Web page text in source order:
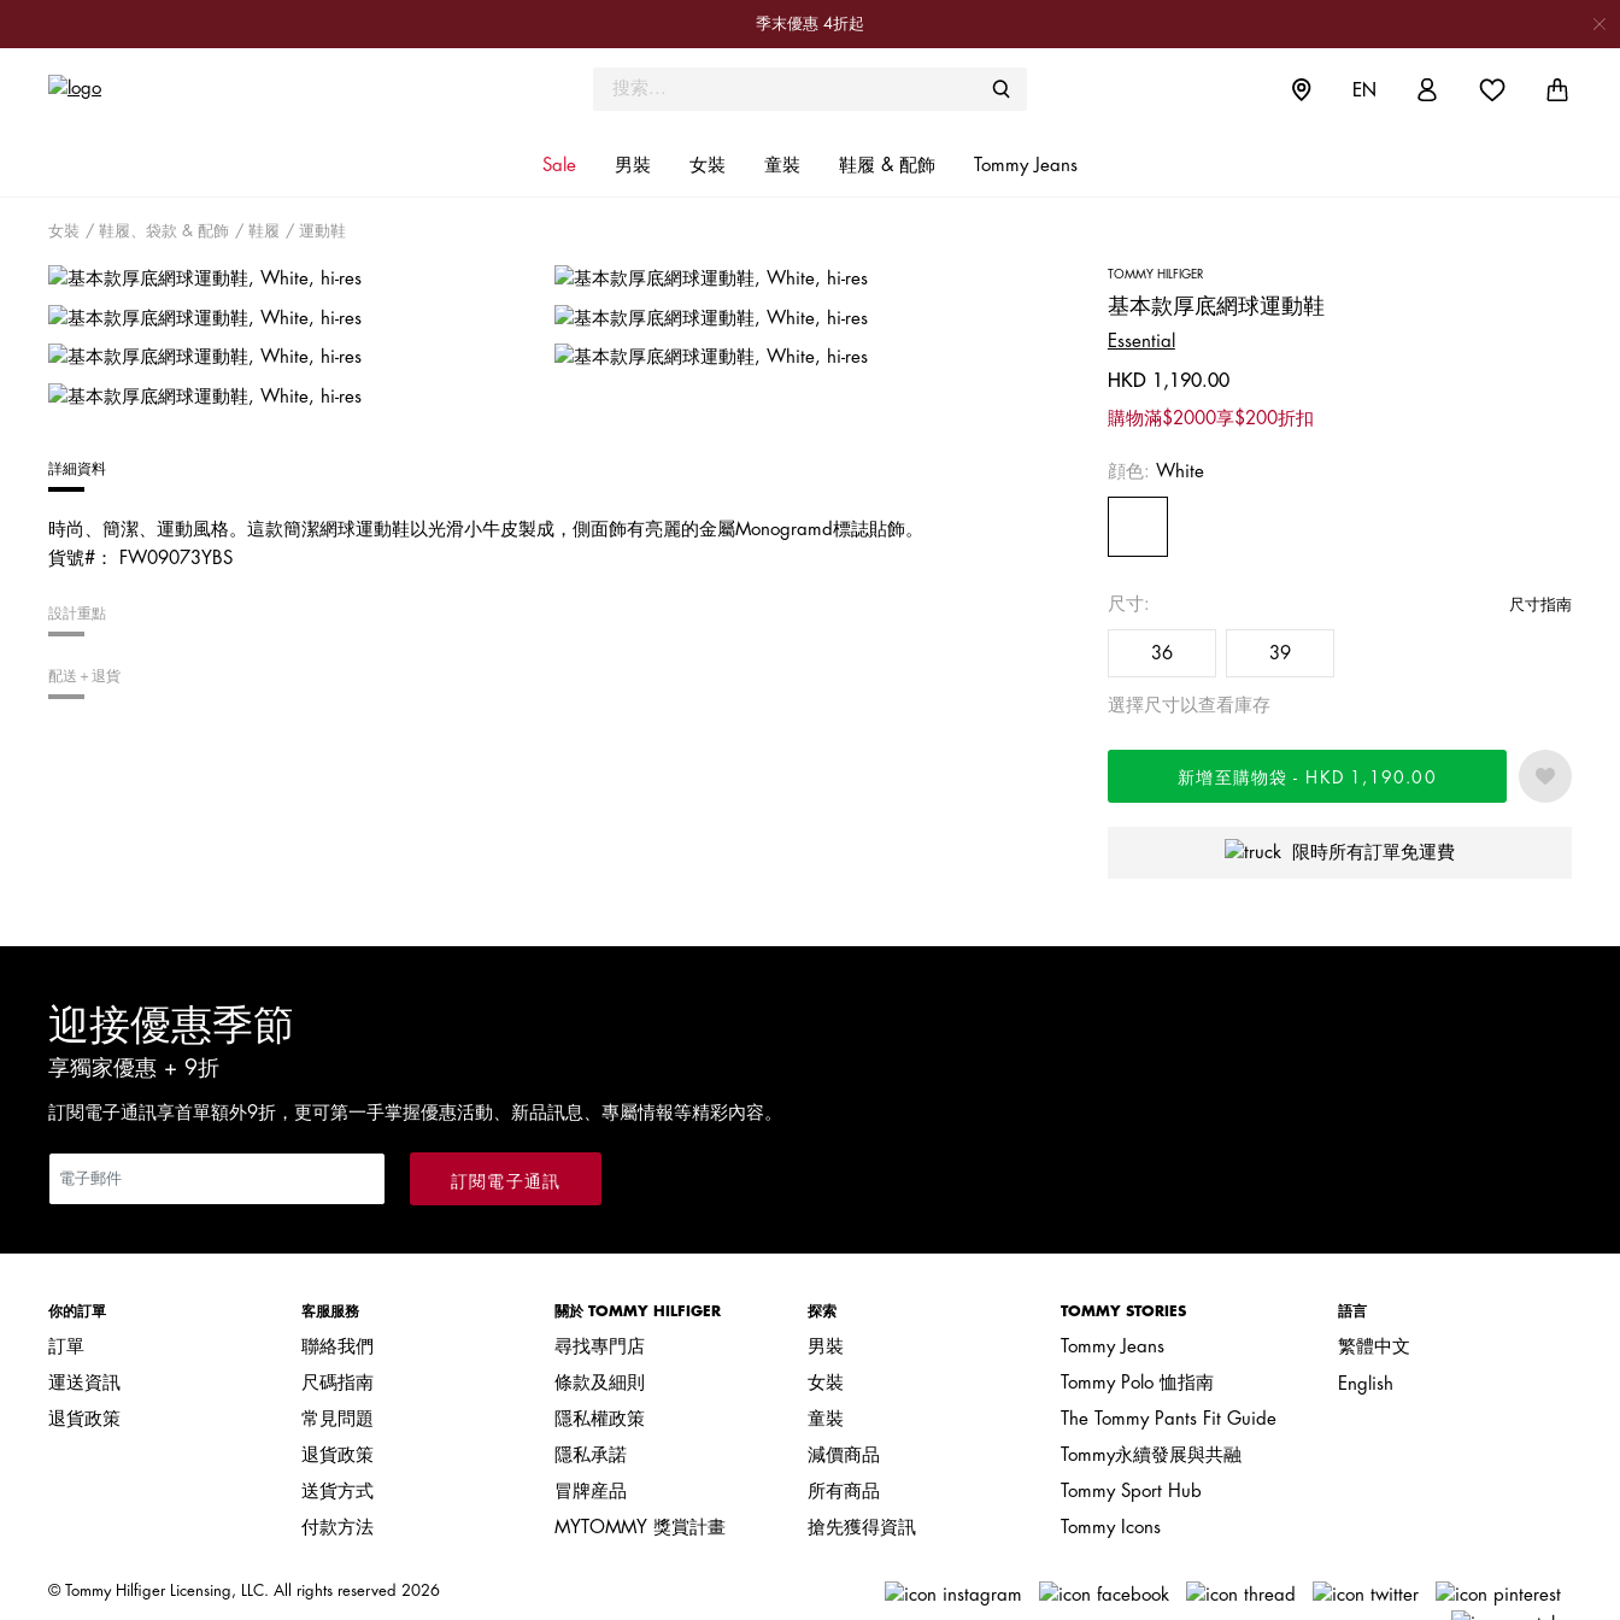
季末優惠 4折起
EN
Sale 男裝 女裝 童裝 鞋履 & 配飾 Tommy Jeans
女裝 鞋履、袋款 & 配飾 鞋履 運動鞋
詳細資料
時尚、簡潔、運動風格。這款簡潔網球運動鞋以光滑小牛皮製成，側面飾有亮麗的金屬Monogramd標誌貼飾。
貨號#：
FW09073YBS
設計重點
配送＋退貨
TOMMY HILFIGER
基本款厚底網球運動鞋
Essential
HKD 1,190.00
購物滿$2000享$200折扣
顔色: White
36 39
尺寸: 尺寸指南
選擇尺寸以查看庫存
新增至購物袋 HKD 1,190.00
限時所有訂單免運費
迎接優惠季節
享獨家優惠 + 9折
訂閱電子通訊享首單額外9折，更可第一手掌握優惠活動、新品訊息、專屬情報等精彩內容。
訂閱電子通訊
你的訂單
訂單
運送資訊
退貨政策
客服服務
聯絡我們
尺碼指南
常見問題
退貨政策
送貨方式
付款方法
關於 TOMMY HILFIGER
尋找專門店
條款及細則
隱私權政策
隱私承諾
冒牌産品
MYTOMMY 獎賞計畫
探索
男裝
女裝
童裝
減價商品
所有商品
搶先獲得資訊
TOMMY STORIES
Tommy Jeans
Tommy Polo 恤指南
The Tommy Pants Fit Guide
Tommy永續發展與共融
Tommy Sport Hub
Tommy Icons
語言
繁體中文
English
© Tommy Hilfiger Licensing, LLC. All rights reserved 2026
享獨家優惠 + 9折
訂閱電子通訊享首單額外9折，更可第一手掌握優惠活動、新品訊息、專屬情報等精彩內